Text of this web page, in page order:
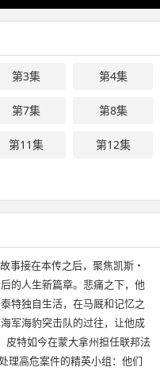
第3集 第4集
第7集 第8集
第11集 第12集
事接在本传之后，聚焦凯斯・
的人生新篇章。悲痛之下，他
特独自生活，在马厩和记忆之
军海豹突击队的过往，让他成
皮特如今在蒙大拿州担任联邦法
理高危案件的精英小组：他们